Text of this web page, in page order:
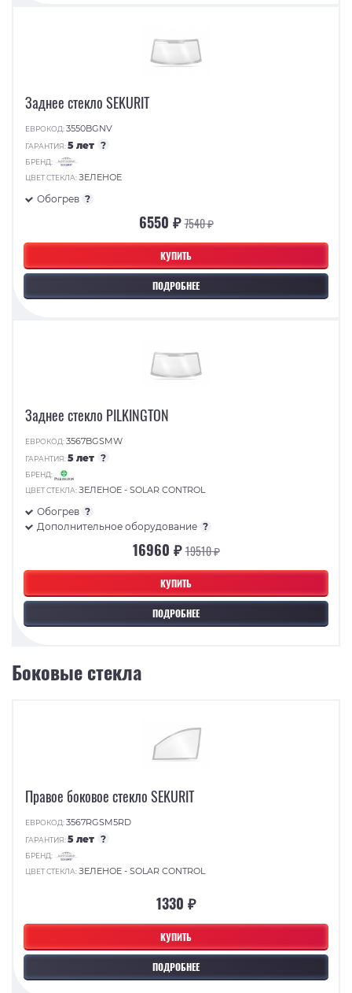
КУПИТЬ
ПОДРОБНЕЕ
Заднее стекло SEKURIT
ЕВРОКОД:3550BGNV
ГАРАНТИЯ:5 лет ?
БРЕНД:
ЦВЕТ СТЕКЛА:ЗЕЛЕНОЕ
Обогрев ?
6550 ₽7540 ₽
КУПИТЬ
ПОДРОБНЕЕ
Заднее стекло PILKINGTON
ЕВРОКОД:3567BGSMW
ГАРАНТИЯ:5 лет ?
БРЕНД:
ЦВЕТ СТЕКЛА:ЗЕЛЕНОЕ - SOLAR CONTROL
Обогрев ?
Дополнительное оборудование ?
16960 ₽19510 ₽
Боковые стекла
КУПИТЬ
ПОДРОБНЕЕ
Правое боковое стекло SEKURIT
ЕВРОКОД:3567RGSM5RD
ГАРАНТИЯ:5 лет ?
БРЕНД:
ЦВЕТ СТЕКЛА:ЗЕЛЕНОЕ - SOLAR CONTROL
1330 ₽